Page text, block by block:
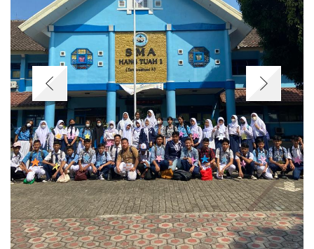
Berita
MPLS SMA Hang Tuah 1 Jakarta – Kegiatan Ramah Siswa
Baru 07/08/2026
Class Meeting SMA Hang Tuah 1 Jakarta Satukan Olahraga
Modern dan Tradisional 29/06/2026
BONGKAR KEBIASAAN LAMA! LANGKAH SMAS HANG
TUAH 1 JAKARTA SAMBUT AJARAN BARU 05/06/2026
MENGAPA SEKOLAH HARUS MENJADI LABORATORIUM
KEBANGSAAN? 01/06/2026